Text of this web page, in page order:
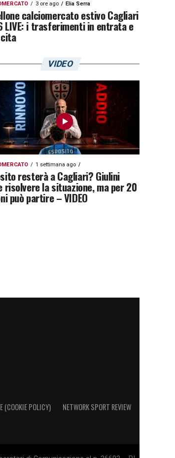
3 ore ago Elia Serra
calciomercato estivo Cagliari
LIVE: i trasferimenti in entrata e
VIDEO
1 settimana ago
resterà a Cagliari? Giulini
risolvere la situazione, ma per 20
può partire – VIDEO
(COOKIE POLICY) NETWORK SPORT REVIEW